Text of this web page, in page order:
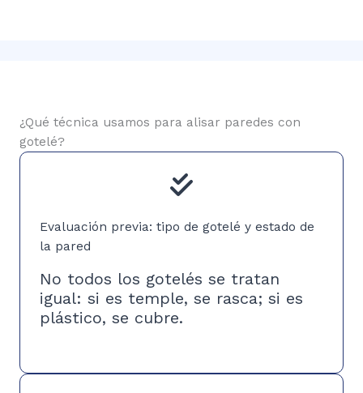
¿Qué técnica usamos para alisar paredes con
gotelé?
Evaluación previa: tipo de gotelé y estado de
la pared
No todos los gotelés se tratan
igual: si es temple, se rasca; si es
plástico, se cubre.